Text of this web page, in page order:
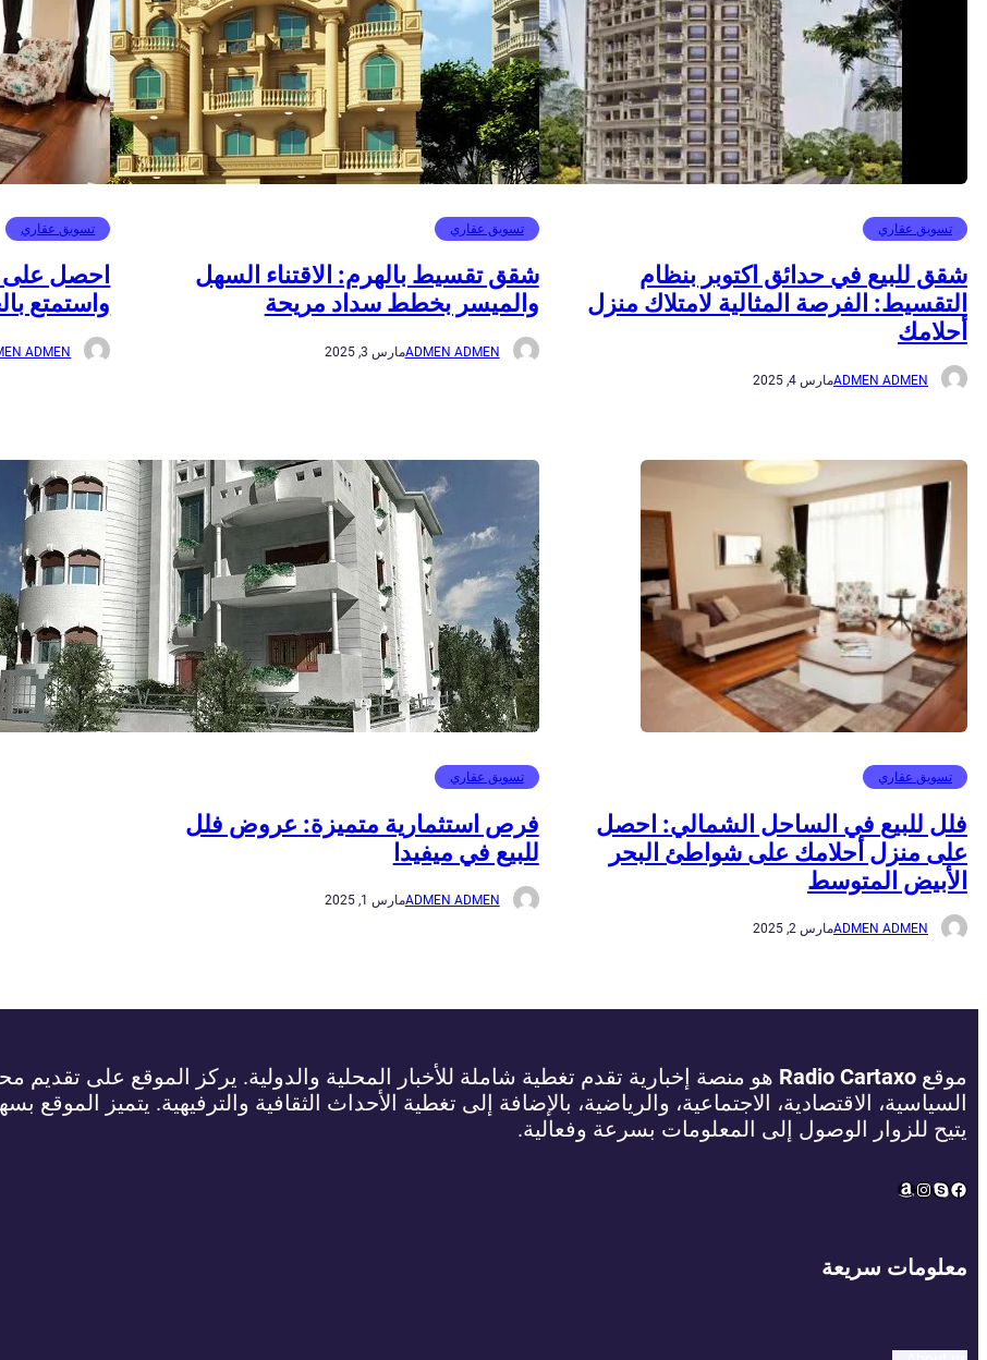
تسويق عقاري
شقق للبيع في حدائق اكتوبر بنظام
التقسيط: الفرصة المثالية لامتلاك منزل
أحلامك
ADMEN ADMENمارس 4, 2025
تسويق عقاري
شقق تقسيط بالهرم: الاقتناء السهل
والميسر بخطط سداد مريحة
ADMEN ADMENمارس 3, 2025
تسويق عقاري
احصل
واستمتع
ADMEN
تسويق عقاري
فلل للبيع في الساحل الشمالي: احصل
على منزل أحلامك على شواطئ البحر
الأبيض المتوسط
ADMEN ADMENمارس 2, 2025
تسويق عقاري
فرص استثمارية متميزة: عروض فلل
للبيع في ميفيدا
ADMEN ADMENمارس 1, 2025
موقع Radio Cartaxo هو منصة إخبارية تقدم تغطية شاملة للأخبار المحلية والدولية. يركز الموقع على تقديم
السياسية، الاقتصادية، الاجتماعية، والرياضية، بالإضافة إلى تغطية الأحداث الثقافية والترفيهية. يتميز الموقع
يتيح للزوار الوصول إلى المعلومات بسرعة وفعالية.
Facebook
Skype
Instagram
Amazon
معلومات سريعة